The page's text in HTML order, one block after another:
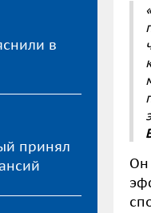
в
принял